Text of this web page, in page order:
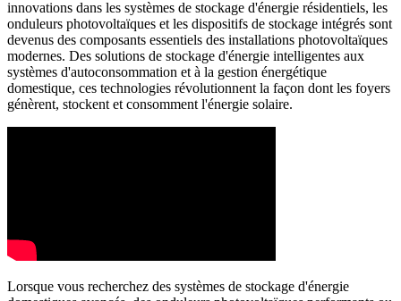
innovations dans les systèmes de stockage d'énergie résidentiels, les
onduleurs photovoltaïques et les dispositifs de stockage intégrés sont
devenus des composants essentiels des installations photovoltaïques
modernes. Des solutions de stockage d'énergie intelligentes aux
systèmes d'autoconsommation et à la gestion énergétique
domestique, ces technologies révolutionnent la façon dont les foyers
génèrent, stockent et consomment l'énergie solaire.
Lorsque vous recherchez des systèmes de stockage d'énergie